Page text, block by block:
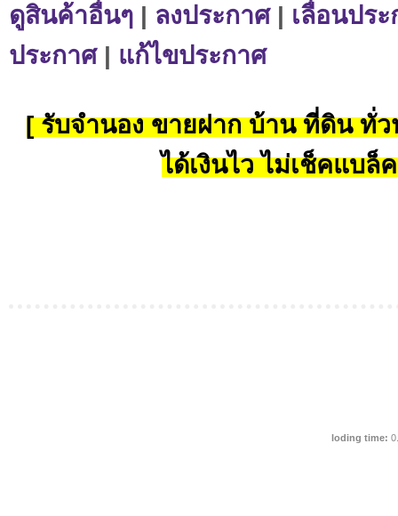
ดูสินค้าอื่นๆ | ลงประกาศ| เลื่อนปร
ประกาศ| แก้ไขประกาศ
[ รับจำนอง ขายฝาก บ้าน ที่ดิน ทั่ว
ได้เงินไว ไม่เช็คแบล็
loding time: